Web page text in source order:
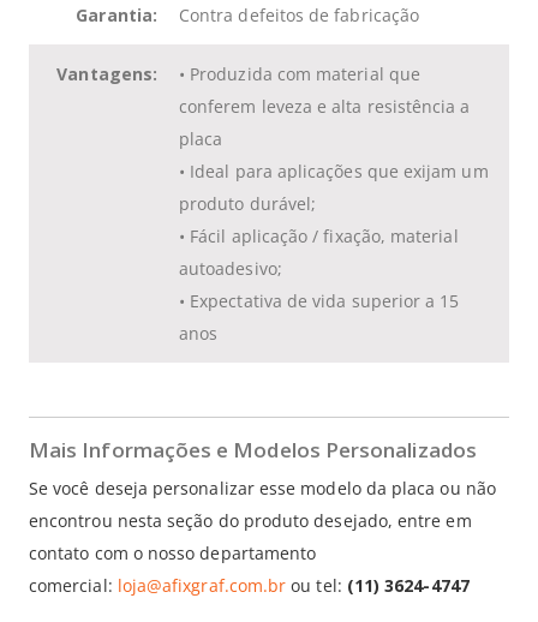
Garantia: Contra defeitos de fabricação
Vantagens: • Produzida com material que
conferem leveza e alta resistência a
placa
• Ideal para aplicações que exijam um
produto durável;
• Fácil aplicação / fixação, material
autoadesivo;
• Expectativa de vida superior a 15
anos
Mais Informações e Modelos Personalizados
Se você deseja personalizar esse modelo da placa ou não
encontrou nesta seção do produto desejado, entre em
contato com o nosso departamento
comercial: loja@afixgraf.com.br ou tel: (11) 3624-4747